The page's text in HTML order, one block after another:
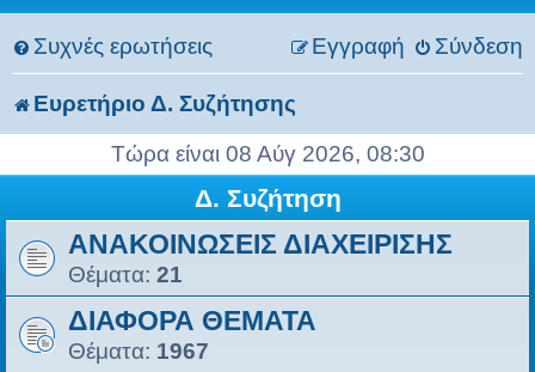
Συχνές ερωτήσεις Σύνδεση
Εγγραφή
Ευρετήριο Δ. Συζήτησης
Τώρα είναι 08 Αύγ 2026, 08:30
Δ. Συζήτηση
ΑΝΑΚΟΙΝΩΣΕΙΣ ΔΙΑΧΕΙΡΙΣΗΣ
Θέματα: 21
ΔΙΑΦΟΡΑ ΘΕΜΑΤΑ
Θέματα: 1967